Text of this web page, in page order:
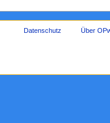
Datenschutz Über